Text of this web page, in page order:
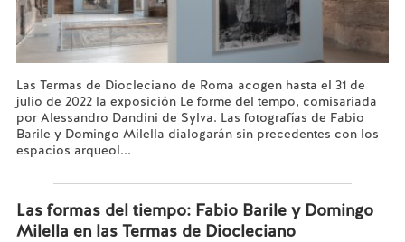
Las Termas de Diocleciano de Roma acogen hasta el 31 de
julio de 2022 la exposición Le forme del tempo, comisariada
por Alessandro Dandini de Sylva. Las fotografías de Fabio
Barile y Domingo Milella dialogarán sin precedentes con los
espacios arqueol...
Las formas del tiempo: Fabio Barile y Domingo
Milella en las Termas de Diocleciano